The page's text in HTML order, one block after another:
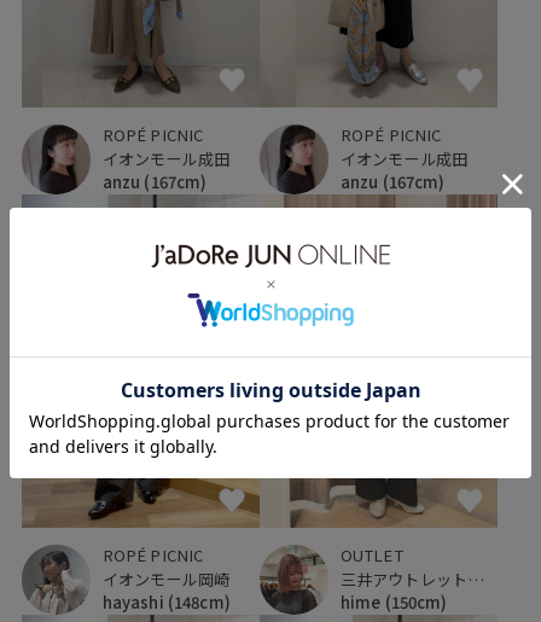
ROPÉ PICNIC
イオンモール成田
anzu (167cm)
ROPÉ PICNIC
イオンモール成田
anzu (167cm)
ROPÉ PICNIC
イオンモール岡崎
hayashi (148cm)
OUTLET
三井アウトレットパーク 仙台港
hime (150cm)